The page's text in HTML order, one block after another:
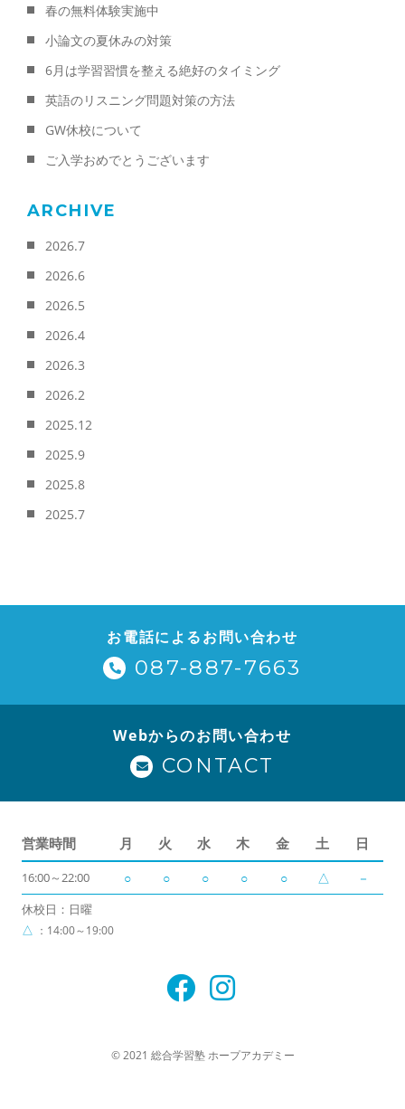
春の無料体験実施中
小論文の夏休みの対策
6月は学習習慣を整える絶好のタイミング
英語のリスニング問題対策の方法
GW休校について
ご入学おめでとうございます
ARCHIVE
2026.7
2026.6
2026.5
2026.4
2026.3
2026.2
2025.12
2025.9
2025.8
2025.7
お電話によるお問い合わせ
087-887-7663
Webからのお問い合わせ
CONTACT
営業時間 月 火 水 木 金 土 日
16:00～22:00 ○ ○ ○ ○ ○ △ －
休校日：日曜
△ ：14:00～19:00
© 2021 総合学習塾 ホープアカデミー